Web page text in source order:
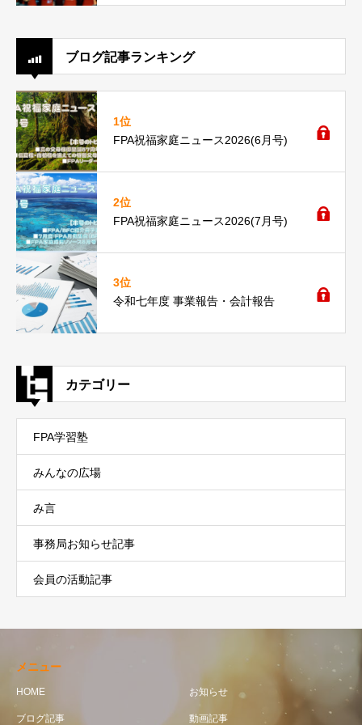
ブログ記事ランキング
1位
FPA祝福家庭ニュース2026(6月号)
2位
FPA祝福家庭ニュース2026(7月号)
3位
令和七年度 事業報告・会計報告
カテゴリー
FPA学習塾
みんなの広場
み言
事務局お知らせ記事
会員の活動記事
メニュー
HOME お知らせ
ブログ記事 動画記事